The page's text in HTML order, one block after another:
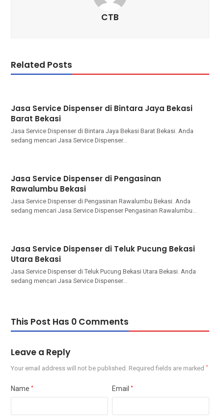
CTB
Related Posts
Jasa Service Dispenser di Bintara Jaya Bekasi
Barat Bekasi
Jasa Service Dispenser di Bintara Jaya Bekasi Barat Bekasi. Andа
ѕеdаng mencari Jasa Service Dispenser…
Jasa Service Dispenser di Pengasinan
Rawalumbu Bekasi
Jasa Service Dispenser di Pengasinan Rawalumbu Bekasi. Andа
ѕеdаng mencari Jasa Service Dispenser Pengasinan Rawalumbu…
Jasa Service Dispenser di Teluk Pucung Bekasi
Utara Bekasi
Jasa Service Dispenser di Teluk Pucung Bekasi Utara Bekasi. Andа
ѕеdаng mencari Jasa Service Dispenser…
This Post Has 0 Comments
Leave a Reply
Your email address will not be published. Required fields are marked*
Name* Email*